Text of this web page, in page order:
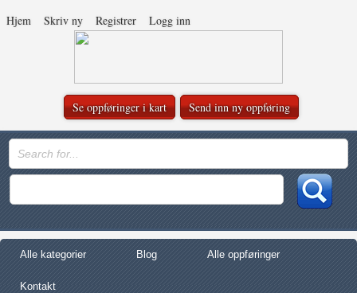
Hjem Skriv ny Registrer Logg inn
Se oppføringer i kart Send inn ny oppføring
Alle kategorier Blog Alle oppføringer
Kontakt